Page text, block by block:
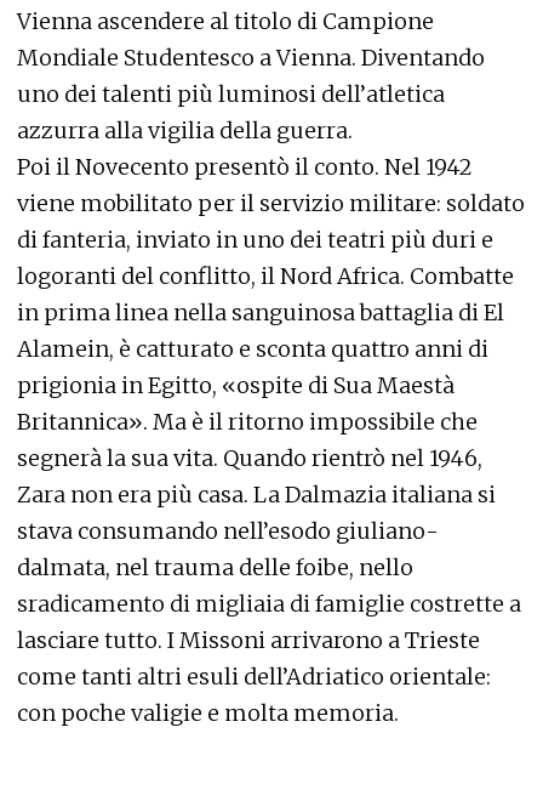
Vienna ascendere al titolo di Campione
Mondiale Studentesco a Vienna. Diventando
uno dei talenti più luminosi dell’atletica
azzurra alla vigilia della guerra.
Poi il Novecento presentò il conto. Nel 1942
viene mobilitato per il servizio militare: soldato
di fanteria, inviato in uno dei teatri più duri e
logoranti del conflitto, il Nord Africa. Combatte
in prima linea nella sanguinosa battaglia di El
Alamein, è catturato e sconta quattro anni di
prigionia in Egitto, «ospite di Sua Maestà
Britannica». Ma è il ritorno impossibile che
segnerà la sua vita. Quando rientrò nel 1946,
Zara non era più casa. La Dalmazia italiana si
stava consumando nell’esodo giuliano-
dalmata, nel trauma delle foibe, nello
sradicamento di migliaia di famiglie costrette a
lasciare tutto. I Missoni arrivarono a Trieste
come tanti altri esuli dell’Adriatico orientale:
con poche valigie e molta memoria.